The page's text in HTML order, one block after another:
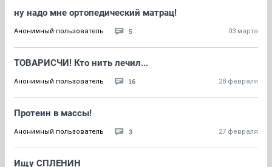
ну надо мне ортопедический матрац!
Анонимный пользователь 5 03 марта
ТОВАРИСЧИ! Кто нить лечил...
Анонимный пользователь 16 28 февраля
Протеин в массы!
Анонимный пользователь 3 27 февраля
Ищу СПЛЕНИН